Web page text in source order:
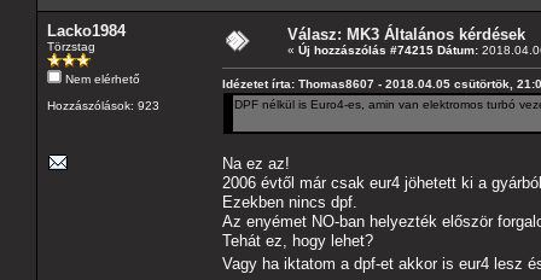
Lacko1984
Törzstag
Nem elérhető
Hozzászólások: 923
Válasz: MK3 Általános kérdések
« Új hozzászólás #74215 Dátum:
Idézetet írta: Thomas8607 - 2018.04.05 csütörtök,
DPF nélkül is Euro4-es, amin van elektromos turbó
Na ez az!
2006 évtől már csak eur4 jöhetett ki a
Ezekben nincs dpf.
Az enyémet NO-ban helyezték először
Tehát ez, hogy lehet?
Vagy ha iktatom a dpf-et akkor is eur4 lesz